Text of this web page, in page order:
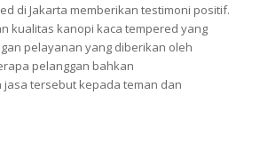
di Jakarta memberikan testimoni positif.
kualitas kanopi kaca tempered yang
pelayanan yang diberikan oleh
pelanggan bahkan
tersebut kepada teman dan